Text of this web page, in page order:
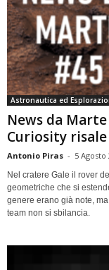
Astronautica ed
News da
Curiosity risale
Antonio Piras - 5 Agosto
Nel cratere Gale il rover
geometriche che si
genere erano già note,
team non si sbilancia.